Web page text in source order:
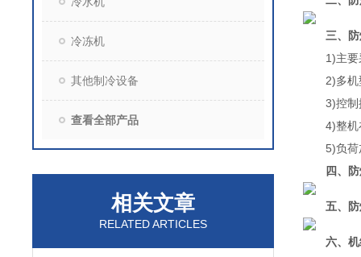
冷冻机
其他制冷设备
查看全部产品
相关文章
RELATED ARTICLES
三、
1)主要采
2)多机型
3)控制操
4)整机在
5)负荷加
四、
五、
六、